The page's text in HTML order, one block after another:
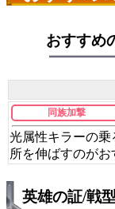
おすすめ
同族加撃
光属性キラーの
所を伸ばすのがお
英雄の証/戦